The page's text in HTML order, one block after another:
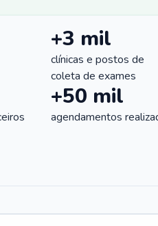
+3 mil
clínicas e postos de
coleta de exames
+50 mil
agendamentos